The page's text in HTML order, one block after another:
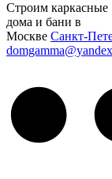
Строим каркасные
дома и бани в
Москве Санкт-